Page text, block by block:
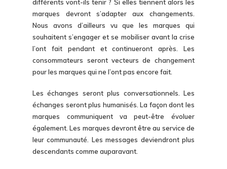
différents vont-ils tenir ? Si elles tiennent alors les
marques devront s’adapter aux changements.
Nous avons d’ailleurs vu que les marques qui
souhaitent s’engager et se mobiliser avant la crise
l’ont fait pendant et continueront après. Les
consommateurs seront vecteurs de changement
pour les marques qui ne l’ont pas encore fait.
Les échanges seront plus conversationnels. Les
échanges seront plus humanisés. La façon dont les
marques communiquent va peut-être évoluer
également. Les marques devront être au service de
leur communauté. Les messages deviendront plus
descendants comme auparavant.